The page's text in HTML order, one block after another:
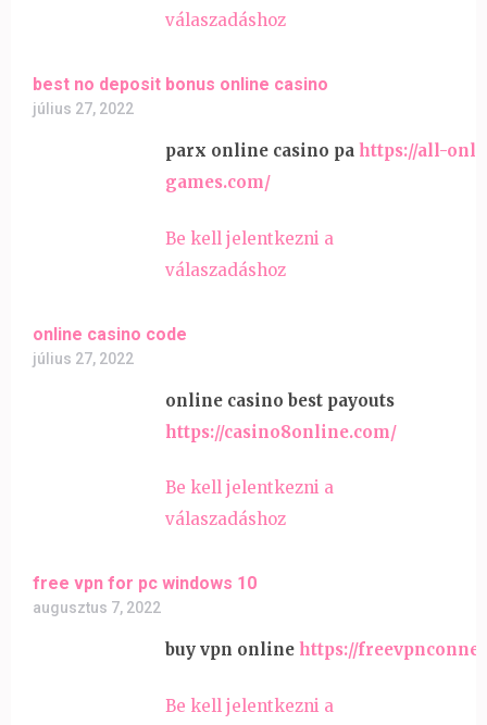
válaszadáshoz
best no deposit bonus online casino
július 27, 2022
parx online casino pa https://all-
games.com/
Be kell jelentkezni a
válaszadáshoz
online casino code
július 27, 2022
online casino best payouts
https://casino8online.com/
Be kell jelentkezni a
válaszadáshoz
free vpn for pc windows 10
augusztus 7, 2022
buy vpn online https://
Be kell jelentkezni a